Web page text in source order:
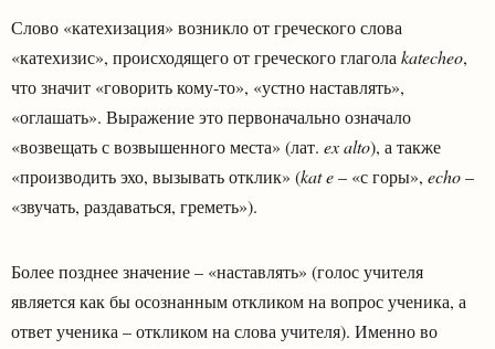
Слово «катехизация» возникло от греческого слова
«катехизис», происходящего от греческого глагола katecheo,
что значит «говорить кому-то», «устно наставлять»,
«оглашать». Выражение это первоначально означало
«возвещать с возвышенного места» (лат. ex alto), а также
«производить эхо, вызывать отклик» (kat e– «с горы», echo–
«звучать, раздаваться, греметь»).
Более позднее значение – «наставлять» (голос учителя
является как бы осознанным откликом на вопрос ученика, а
ответ ученика – откликом на слова учителя). Именно во